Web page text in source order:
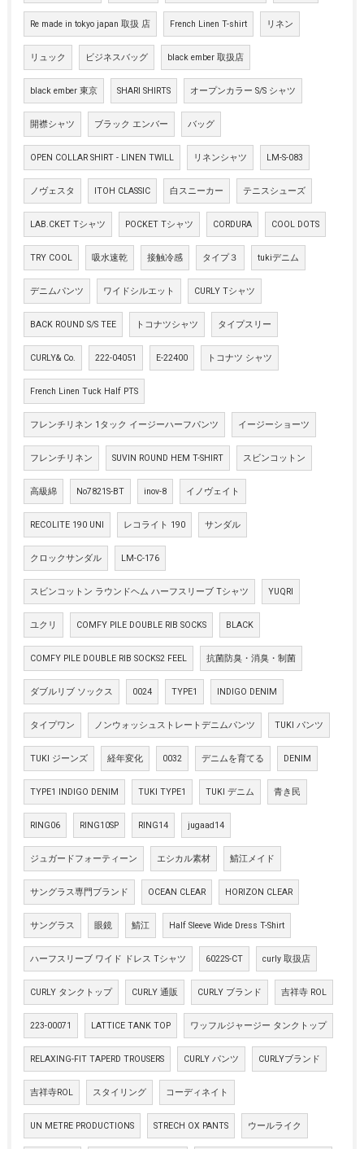
Re made in tokyo japan 取扱 店 French Linen T-shirt リネン
リュック ビジネスバッグ black ember 取扱店
black ember 東京 SHARI SHIRTS オープンカラー S/S シャツ
開襟シャツ ブラック エンバー バッグ
OPEN COLLAR SHIRT - LINEN TWILL リネンシャツ LM-S-083
ノヴェスタ ITOH CLASSIC 白スニーカー テニスシューズ
LAB.CKET Tシャツ POCKET Tシャツ CORDURA COOL DOTS
TRY COOL 吸水速乾 接触冷感 タイプ３ tukiデニム
デニムパンツ ワイドシルエット CURLY Tシャツ
BACK ROUND S/S TEE トコナツシャツ タイプスリー
CURLY& Co. 222-04051 E-22400 トコナツ シャツ
French Linen Tuck Half PTS
フレンチリネン 1タック イージーハーフパンツ イージーショーツ
フレンチリネン SUVIN ROUND HEM T-SHIRT スビンコットン
高級綿 No7821S-BT inov-8 イノヴェイト
RECOLITE 190 UNI レコライト 190 サンダル
クロックサンダル LM-C-176
スビンコットン ラウンドヘム ハーフスリーブ Tシャツ YUQRI
ユクリ COMFY PILE DOUBLE RIB SOCKS BLACK
COMFY PILE DOUBLE RIB SOCKS2 FEEL 抗菌防臭・消臭・制菌
ダブルリブ ソックス 0024 TYPE1 INDIGO DENIM
タイプワン ノンウォッシュストレートデニムパンツ TUKI パンツ
TUKI ジーンズ 経年変化 0032 デニムを育てる DENIM
TYPE1 INDIGO DENIM TUKI TYPE1 TUKI デニム 青き民
RING06 RING10SP RING14 jugaad14
ジュガードフォーティーン エシカル素材 鯖江メイド
サングラス専門ブランド OCEAN CLEAR HORIZON CLEAR
サングラス 眼鏡 鯖江 Half Sleeve Wide Dress T-Shirt
ハーフスリーブ ワイド ドレス Tシャツ 6022S-CT curly 取扱店
CURLY タンクトップ CURLY 通販 CURLY ブランド 吉祥寺 ROL
223-00071 LATTICE TANK TOP ワッフルジャージー タンクトップ
RELAXING-FIT TAPERD TROUSERS CURLY パンツ CURLYブランド
吉祥寺ROL スタイリング コーディネイト
UN METRE PRODUCTIONS STRECH OX PANTS ウールライク